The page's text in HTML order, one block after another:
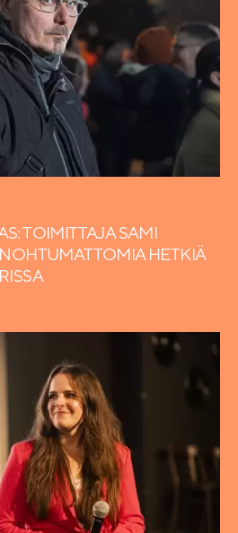
TOIMITTAJA SAMI
HETKIÄ